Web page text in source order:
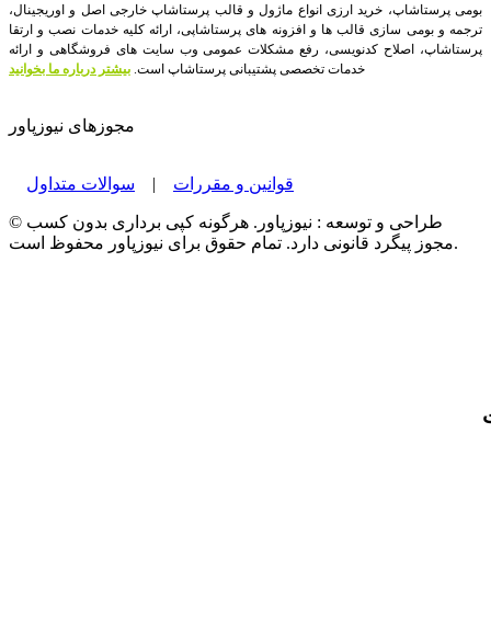
بومی پرستاشاپ، خرید ارزی انواع ماژول و قالب پرستاشاپ خارجی اصل و اوریجینال،
ترجمه و بومی سازی قالب ها و افزونه های پرستاشاپی، ارائه کلیه خدمات نصب و ارتقا
پرستاشاپ، اصلاح کدنویسی، رفع مشکلات عمومی وب سایت های فروشگاهی و ارائه
خدمات تخصصی پشتیبانی پرستاشاپ است. بیشتر درباره ما بخوانید
مجوزهای نیوزپاور
قوانین و مقررات | سوالات متداول
© طراحی و توسعه : نیوزپاور. هرگونه کپی برداری بدون کسب
مجوز پیگرد قانونی دارد. تمام حقوق برای نیوزپاور محفوظ است.